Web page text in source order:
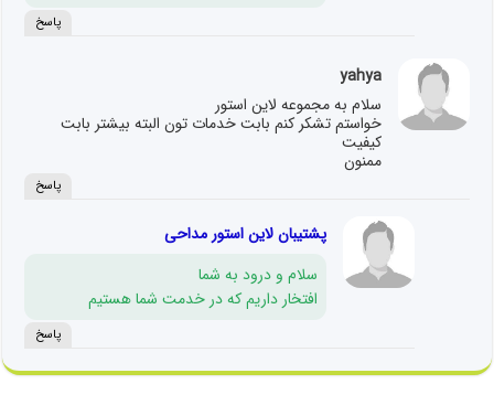
پاسخ
yahya
سلام به مجموعه لاین استور
خواستم تشکر کنم بابت خدمات تون البته بیشتر بابت
کیفیت
ممنون
پاسخ
پشتیبان لاین استور مداحی
سلام و درود به شما
افتخار داریم که در خدمت شما هستیم
پاسخ